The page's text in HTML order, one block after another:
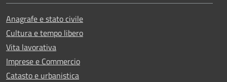
Anagrafe e stato civile
Cultura e tempo libero
Vita lavorativa
Imprese e Commercio
Catasto e urbanistica